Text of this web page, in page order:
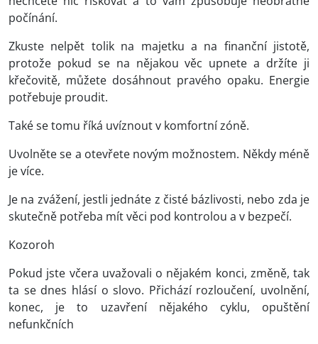
počínání.
Zkuste nelpět tolik na majetku a na finanční jistotě,
protože pokud se na nějakou věc upnete a držíte ji
křečovitě, můžete dosáhnout pravého opaku. Energie
potřebuje proudit.
Také se tomu říká uvíznout v komfortní zóně.
Uvolněte se a otevřete novým možnostem. Někdy méně
je více.
Je na zvážení, jestli jednáte z čisté bázlivosti, nebo zda je
skutečně potřeba mít věci pod kontrolou a v bezpečí.
Kozoroh
Pokud jste včera uvažovali o nějakém konci, změně, tak
ta se dnes hlásí o slovo. Přichází rozloučení, uvolnění,
konec, je to uzavření nějakého cyklu, opuštění
nefunkčních